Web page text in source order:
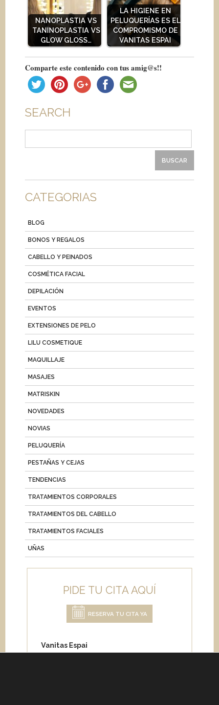
NANOPLASTIA VS
TANINOPLASTIA VS
GLOW GLOSS…
LA HIGIENE EN
PELUQUERÍAS ES EL
COMPROMISMO DE
VANITAS ESPAI
Comparte este contenido con tus amig@s!!
SEARCH
CATEGORIAS
BLOG
BONOS Y REGALOS
CABELLO Y PEINADOS
COSMÉTICA FACIAL
DEPILACIÓN
EVENTOS
EXTENSIONES DE PELO
LILU COSMETIQUE
MAQUILLAJE
MASAJES
MATRISKIN
NOVEDADES
NOVIAS
PELUQUERÍA
PESTAÑAS Y CEJAS
TENDENCIAS
TRATAMIENTOS CORPORALES
TRATAMIENTOS DEL CABELLO
TRATAMIENTOS FACIALES
UÑAS
PIDE TU CITA AQUÍ
RESERVA TU CITA YA
Vanitas Espai
Carrer de Paris 204